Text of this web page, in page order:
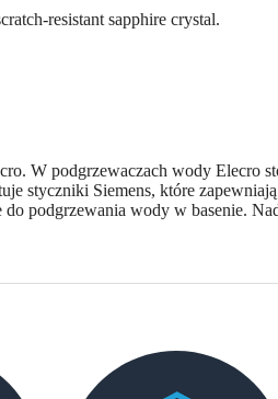
resistant sapphire crystal.
W podgrzewaczach wody Elecro
styczniki Siemens, które
podgrzewania wody w basenie.